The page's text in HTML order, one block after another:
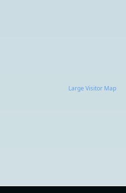
Large Visitor Map